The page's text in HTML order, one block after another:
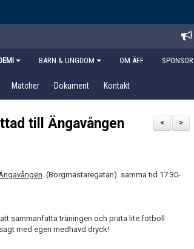
BARN & UNGDOM OM ÄFF SPONSOR
Matcher Dokument Kontakt
>
<
till Ängavången
. (Borgmästaregatan). samma tid 17:30-
sammanfatta träningen och prata lite fotboll
med egen medhavd dryck!